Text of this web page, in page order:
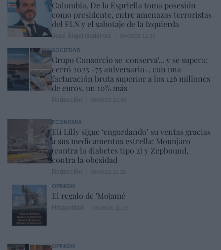
Colombia. De la Espriella toma posesión
como presidente, entre amenazas terroristas
del ELN y el sabotaje de la Izquierda
SOCIEDAD
Grupo Consorcio se 'conserva'... y se supera:
cerró 2025 -75 aniversario-, con una
facturación bruta superior a los 126 millones
de euros, un 10% más
ECONOMÍA
Eli Lilly sigue ‘engordando’ su ventas gracias
a sus medicamentos estrella: Mounjaro
(contra la diabetes tipo 2) y Zepbound,
contra la obesidad
OPINIÓN
El regalo de 'Mojamé'
OPINIÓN